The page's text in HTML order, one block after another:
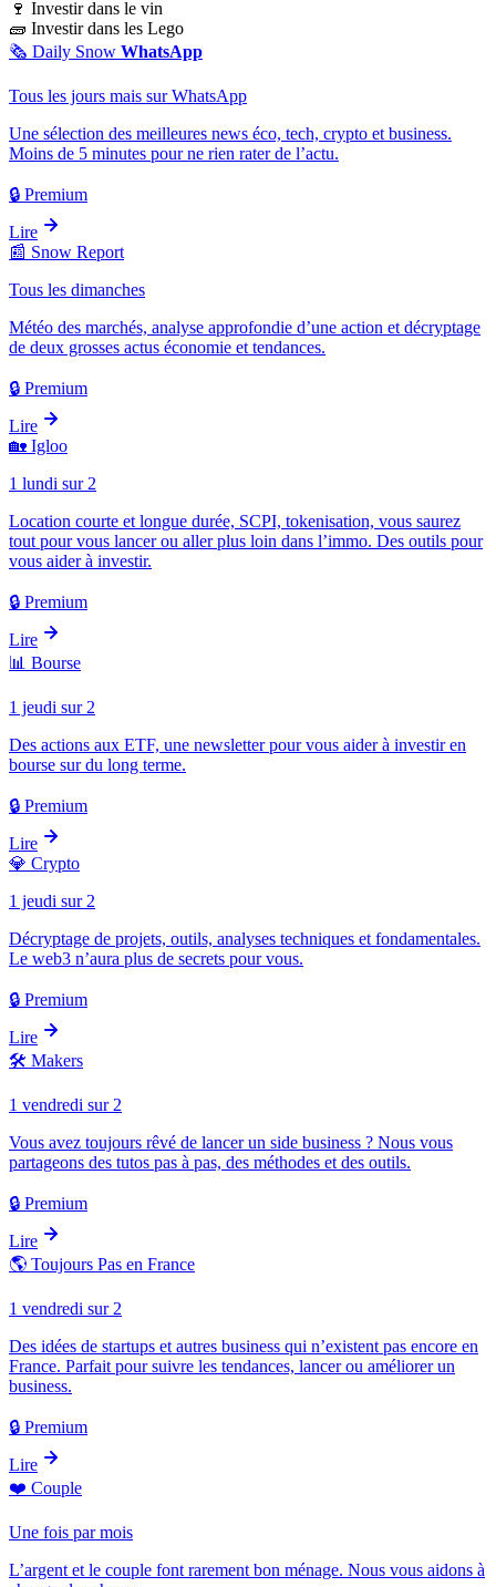
🍷 Investir dans le vin
🧱 Investir dans les Lego
🗞️ Daily Snow WhatsApp
Tous les jours mais sur WhatsApp
Une sélection des meilleures news éco, tech, crypto et business.
Moins de 5 minutes pour ne rien rater de l’actu.
🔒 Premium
Lire
📰 Snow Report
Tous les dimanches
Météo des marchés, analyse approfondie d’une action et décryptage
de deux grosses actus économie et tendances.
🔒 Premium
Lire
🏡 Igloo
1 lundi sur 2
Location courte et longue durée, SCPI, tokenisation, vous saurez
tout pour vous lancer ou aller plus loin dans l’immo. Des outils pour
vous aider à investir.
🔒 Premium
Lire
📊 Bourse
1 jeudi sur 2
Des actions aux ETF, une newsletter pour vous aider à investir en
bourse sur du long terme.
🔒 Premium
Lire
💎 Crypto
1 jeudi sur 2
Décryptage de projets, outils, analyses techniques et fondamentales.
Le web3 n’aura plus de secrets pour vous.
🔒 Premium
Lire
🛠️ Makers
1 vendredi sur 2
Vous avez toujours rêvé de lancer un side business ? Nous vous
partageons des tutos pas à pas, des méthodes et des outils.
🔒 Premium
Lire
🌎 Toujours Pas en France
1 vendredi sur 2
Des idées de startups et autres business qui n’existent pas encore en
France. Parfait pour suivre les tendances, lancer ou améliorer un
business.
🔒 Premium
Lire
❤️ Couple
Une fois par mois
L’argent et le couple font rarement bon ménage. Nous vous aidons à